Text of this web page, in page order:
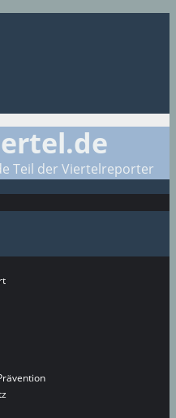
Teil der Viertelreporter